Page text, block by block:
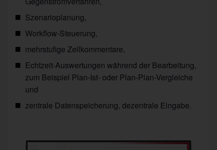
Szenarioplanung,
Workflow-Steuerung,
mehrstufige Zellkommentare,
Echtzeit-Auswertungen während der Bearbeitung,
zum Beispiel Plan-Ist- oder Plan-Plan-Vergleiche
und
zentrale Datenspeicherung, dezentrale Eingabe.